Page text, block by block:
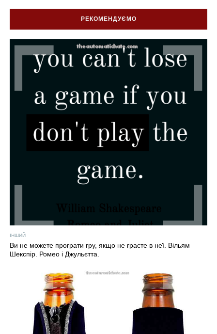
РЕКОМЕНДУЄМО
ІНШИЙ
Ви не можете програти гру, якщо не граєте в неї. Вільям
Шекспір. Ромео і Джульєтта.